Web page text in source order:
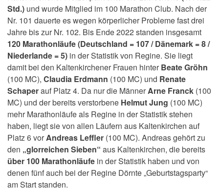
Std.) und wurde Mitglied im 100 Marathon Club. Nach der
Nr. 101 dauerte es wegen körperlicher Probleme fast drei
Jahre bis zur Nr. 102. Bis Ende 2022 standen insgesamt
120 Marathonläufe (Deutschland = 107 / Dänemark = 8 /
Niederlande = 5) in der Statistik von Regine. Sie liegt
damit bei den Kaltenkirchener Frauen hinterBeate Gröhn
(100 MC), Claudia Erdmann (100 MC) und Renate
Schaperauf Platz 4. Da nur die MännerArne Franck (100
MC) und der bereits verstorbene Helmut Jung (100 MC)
mehr Marathonläufe als Regine in der Statistik stehen
haben, liegt sie von allen Läufern aus Kaltenkirchen auf
Platz 6 vorAndreas Leffler (100 MC). Andreas gehört zu
den „glorreichen Sieben“ aus Kaltenkirchen, die bereits
über 100 Marathonläufe in der Statistik haben und von
denen fünf auch bei der Regine Dörnte „Geburtstagsparty“
am Start standen.